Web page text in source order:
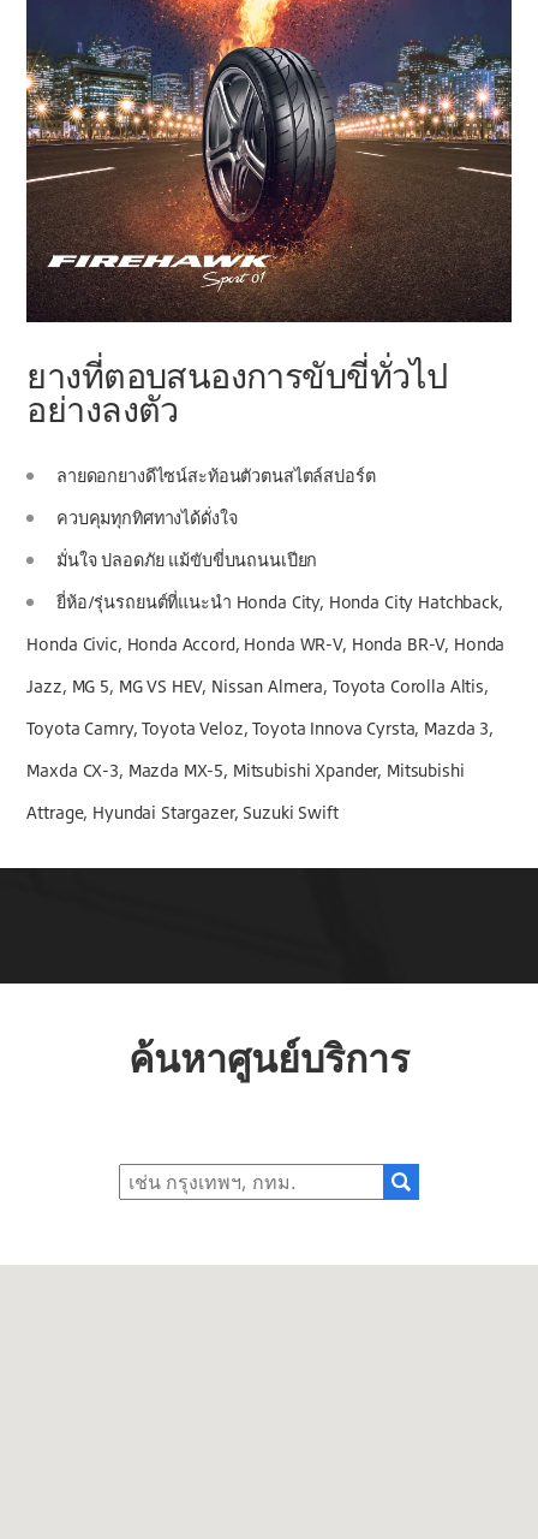
ยางที่ตอบสนองการขับขี่ทั่วไป
อย่างลงตัว
ลายดอกยางดีไซน์สะท้อนตัวตนสไตล์สปอร์ต
ควบคุมทุกทิศทางได้ดั่งใจ
มั่นใจ ปลอดภัย แม้ขับขี่บนถนนเปียก
ยี่ห้อ/รุ่นรถยนต์ที่แนะนำ Honda City, Honda City Hatchback,
Honda Civic, Honda Accord, Honda WR-V, Honda BR-V, Honda
Jazz, MG 5, MG VS HEV, Nissan Almera, Toyota Corolla Altis,
Toyota Camry, Toyota Veloz, Toyota Innova Cyrsta, Mazda 3,
Maxda CX-3, Mazda MX-5, Mitsubishi Xpander, Mitsubishi
Attrage, Hyundai Stargazer, Suzuki Swift
ค้นหาศูนย์บริการ